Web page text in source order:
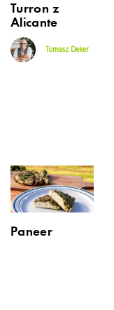
Turron z
Alicante
Tomasz Deker
Paneer